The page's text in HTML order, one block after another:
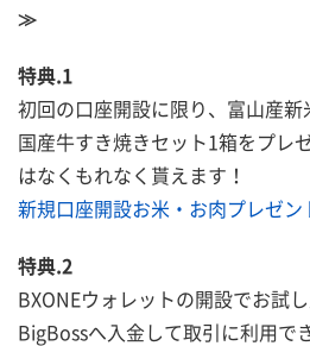
≫
特典.1
初回の口座開設に限り、富山産
国産牛すき焼きセット1箱をプレ
はなくもれなく貰えます！
新規口座開設お米・お肉プレゼン
特典.2
BXONEウォレットの開設でお試
BigBossへ入金して取引に利用で